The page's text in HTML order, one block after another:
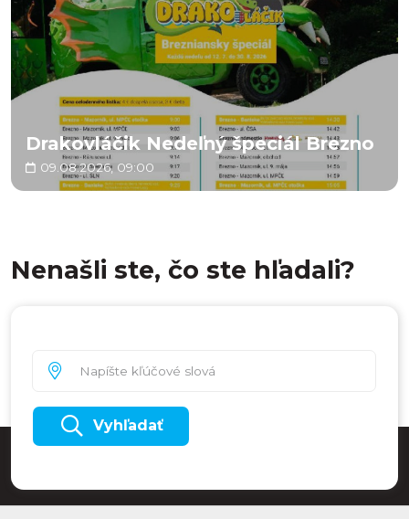
Drakovláčik Nedeľný špeciál Brezno
09.08.2026, 09:00
Nenašli ste, čo ste hľadali?
Vyhľadať